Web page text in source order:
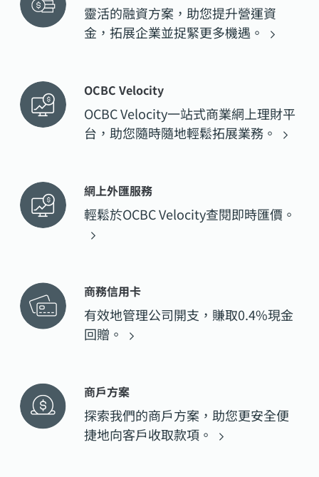
靈活的融資方案，助您提升營運資
金，拓展企業並捉緊更多機遇。
OCBC Velocity
OCBCVelocity一站式商業網上理財平
台，助您隨時隨地輕鬆拓展業務。
網上外匯服務
輕鬆於OCBCVelocity查閱即時匯價。
商務信用卡
有效地管理公司開支，賺取0.4%現金
回贈。
商戶方案
探索我們的商戶方案，助您更安全便
捷地向客戶收取款項。